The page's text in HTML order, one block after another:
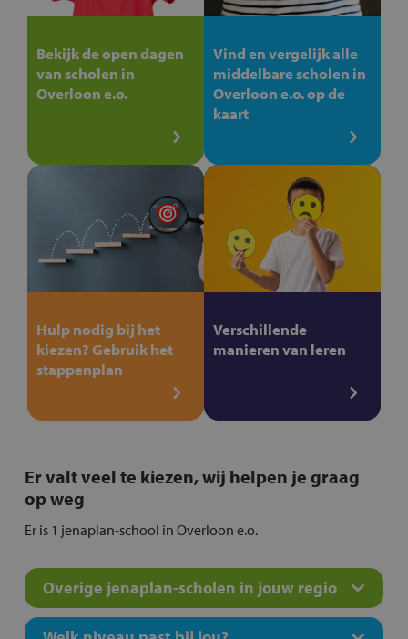
Bekijk de open dagen
van scholen in
Overloon e.o.
Vind en vergelijk alle
middelbare scholen in
Overloon e.o. op de
kaart
Hulp nodig bij het
kiezen? Gebruik het
stappenplan
Verschillende
manieren van leren
Er valt veel te kiezen, wij helpen je graag
op weg
Er is 1 jenaplan-school in Overloon e.o.
Overige jenaplan-scholen in jouw regio